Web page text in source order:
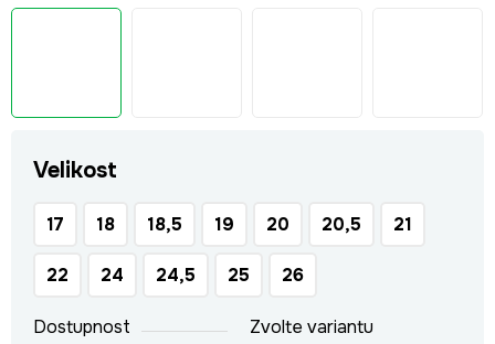
Velikost
17 18 18,5 19 20 20,5 21
22 24 24,5 25 26
Dostupnost
Zvolte variantu